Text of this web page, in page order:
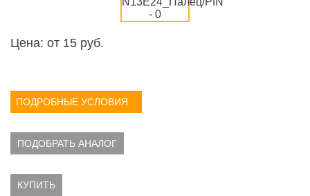
Цена: от 15 руб.
ПОДРОБНЫЕ УСЛОВИЯ
ПОДОБРАТЬ АНАЛОГ
КУПИТЬ